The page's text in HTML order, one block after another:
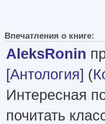
Впечатления о книге:
AleksRonin
[Антология] (
Интересная
почитать